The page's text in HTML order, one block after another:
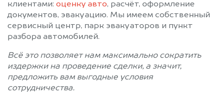
клиентами: оценку авто, расчёт, оформление
документов, эвакуацию. Мы имеем собственный
сервисный центр, парк эвакуаторов и пункт
разбора автомобилей.
Всё это позволяет нам максимально сократить
издержки на проведение сделки, а значит,
предложить вам выгодные условия
сотрудничества.